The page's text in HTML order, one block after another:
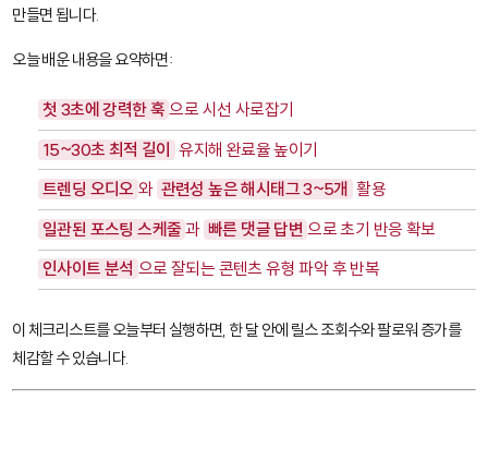
만들면 됩니다.
오늘 배운 내용을 요약하면:
첫 3초에 강력한 훅 으로 시선 사로잡기
15~30초 최적 길이 유지해 완료율 높이기
트렌딩 오디오 와 관련성 높은 해시태그 3~5개 활용
일관된 포스팅 스케줄 과 빠른 댓글 답변 으로 초기 반응 확보
인사이트 분석 으로 잘되는 콘텐츠 유형 파악 후 반복
이 체크리스트를 오늘부터 실행하면, 한 달 안에 릴스 조회수와 팔로워 증가를
체감할 수 있습니다.